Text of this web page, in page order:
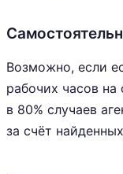
Возможно, если
рабочих часов
в 80% случаев
за счёт